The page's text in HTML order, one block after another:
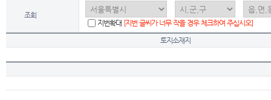
조회
지번확대 [지번 글씨가 너무 작을 경우 체크하여 주십시오]
토지소재지